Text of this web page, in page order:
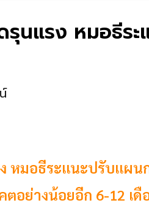
รุนแรง หมอธีร
หมอธีระแนะปรับแผน
อย่างน้อยอีก 6-12 เ